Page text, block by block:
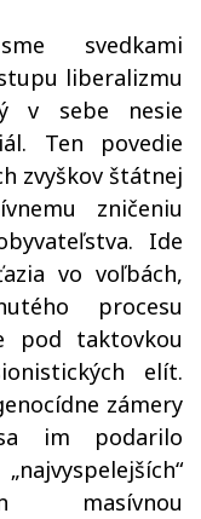
svedkami
liberalizmu
v sebe nesie
Ten povedie
zvyškov štátnej
zničeniu
Ide
vo voľbách,
procesu
pod taktovkou
elít.
zámery
im podarilo
masívnou